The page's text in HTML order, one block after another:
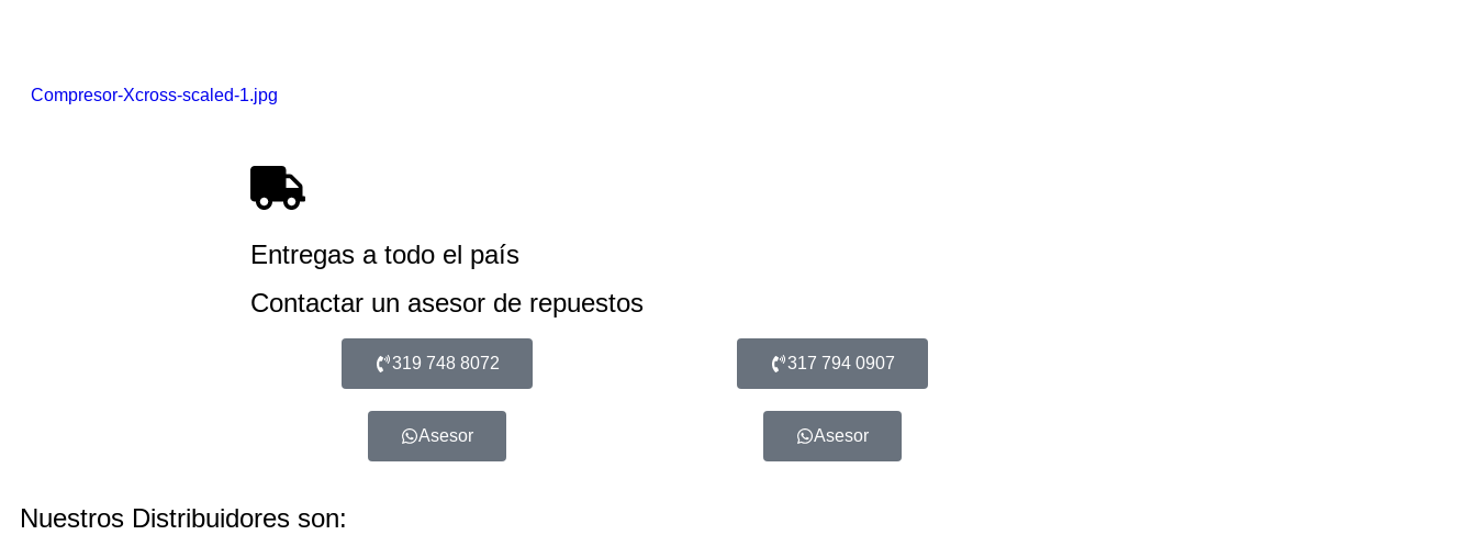
Compresor-Xcross-scaled-1.jpg
Entregas a todo el país
Contactar un asesor de repuestos
319 748 8072
Asesor
317 794 0907
Asesor
Nuestros Distribuidores son: